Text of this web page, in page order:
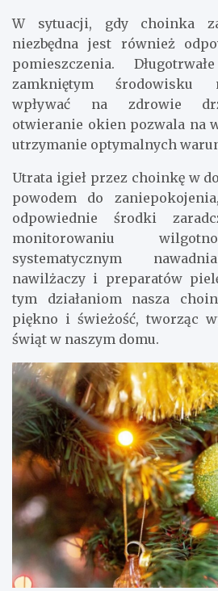
W sytuacji, gdy choinka
niezbędna jest również
pomieszczenia.
zamkniętym środowisku
wpływać na zdrowie
otwieranie okien pozwala na
utrzymanie optymalnych
Utrata igieł przez choinkę w
powodem do
odpowiednie środki
monitorowaniu
systematycznym
nawilżaczy i preparatów
tym działaniom nasza
piękno i świeżość, tworząc
świąt w naszym domu.